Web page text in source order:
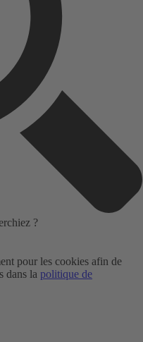
?
pour les cookies afin de
dans la politique de